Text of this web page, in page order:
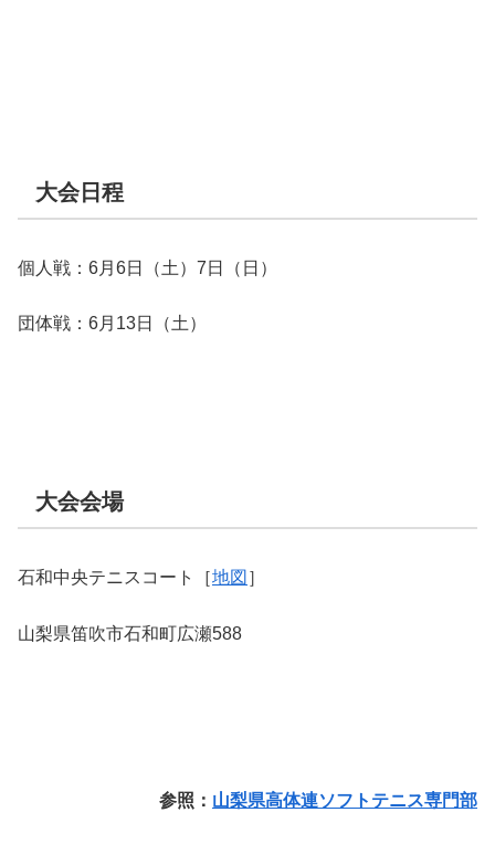
大会日程
個人戦：6月6日（土）7日（日）
団体戦：6月13日（土）
大会会場
石和中央テニスコート［地図 ］
山梨県笛吹市石和町広瀬588
参照： 山梨県高体連ソフトテニス専門部